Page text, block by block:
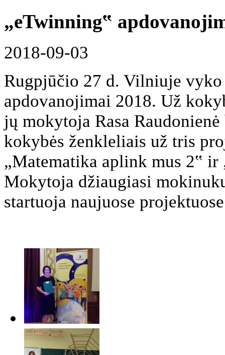
„eTwinning‟
2018-09-03
Rugpjūčio 27 d. Vilniuje
apdovanojimai 2018. Už
jų mokytoja Rasa
kokybės ženkleliais už tris
„Matematika aplink mus 2‟
Mokytoja džiaugiasi
startuoja naujuose